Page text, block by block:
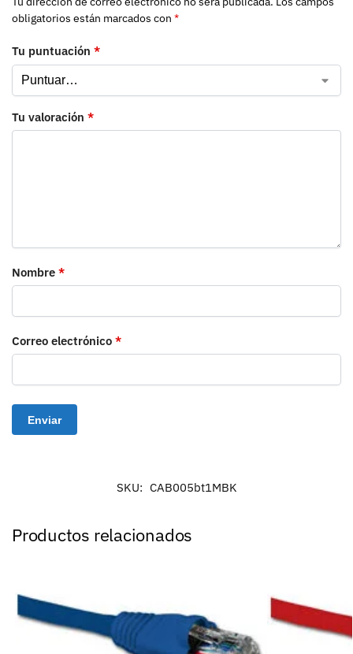
obligatorios están marcados con *
Tu puntuación *
Tu valoración *
Nombre *
Correo electrónico *
SKU: CAB005bt1MBK
Productos relacionados